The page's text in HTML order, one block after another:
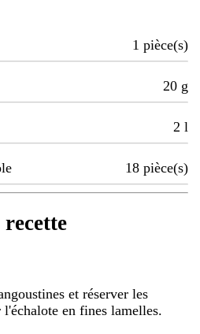
1 pièce(s)
20 g
2 l
18 pièce(s)
et réserver les
en fines lamelles.